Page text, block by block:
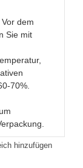
dem
Sie mit
70%.
hinzufügen